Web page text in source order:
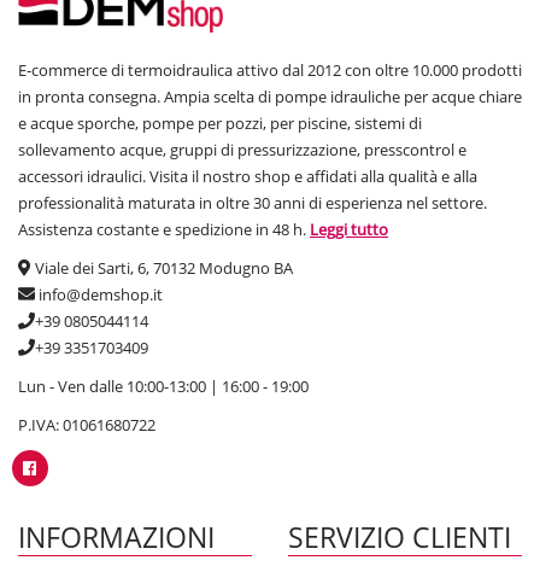
E-commerce di termoidraulica attivo dal 2012 con oltre 10.000 prodotti
in pronta consegna. Ampia scelta di pompe idrauliche per acque chiare
e acque sporche, pompe per pozzi, per piscine, sistemi di
sollevamento acque, gruppi di pressurizzazione, presscontrol e
accessori idraulici. Visita il nostro shop e affidati alla qualità e alla
professionalità maturata in oltre 30 anni di esperienza nel settore.
Assistenza costante e spedizione in 48 h. Leggi tutto
Viale dei Sarti, 6, 70132 Modugno BA
info@demshop.it
+39 0805044114
+39 3351703409
Lun - Ven dalle 10:00-13:00 | 16:00 - 19:00
P.IVA: 01061680722
INFORMAZIONI SERVIZIO CLIENTI